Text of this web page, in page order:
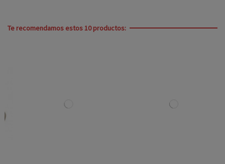
Te recomendamos estos 10 productos: